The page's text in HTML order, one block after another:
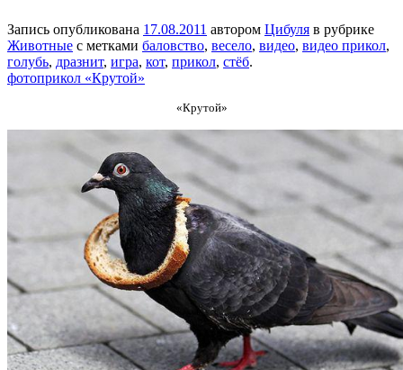
Запись опубликована 17.08.2011 автором Цибуля в рубрике
Животные с метками баловство, весело, видео, видео прикол,
голубь, дразнит, игра, кот, прикол, стёб.
фотоприкол «Крутой»
«Крутой»